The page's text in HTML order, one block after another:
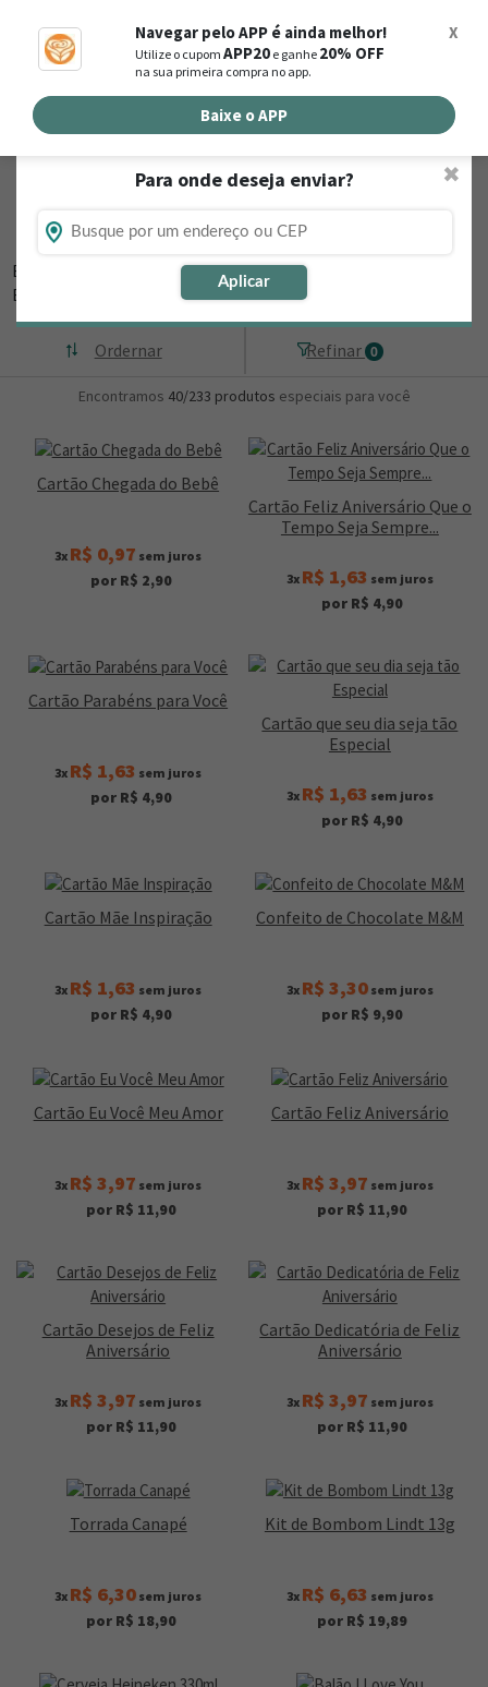
Navegar pelo APP é ainda melhor!
Utilize o cupomAPP20 e ganhe 20% OFF
na sua primeira compra no app.
X
Baixe o APP
Busca de produtos
Buscar por endereço de entrega
Para onde deseja enviar?
Aplicar
✖
Flores, Cestas e Presentes em Rio Preto da
Eva - AM
Está procurando loja de presente online em Rio Preto da Eva - AM?
Então,
Refinar 0
Ordernar
Encontramos 40/233 produtos especiais para você
Cartão Chegada do Bebê
3x R$ 0,97 sem juros
por R$ 2,90
Cartão Feliz Aniversário Que o
Tempo Seja Sempre...
3x R$ 1,63 sem juros
por R$ 4,90
Cartão Parabéns para Você
3x R$ 1,63 sem juros
por R$ 4,90
Cartão que seu dia seja tão
Especial
3x R$ 1,63 sem juros
por R$ 4,90
Cartão Mãe Inspiração
3x R$ 1,63 sem juros
por R$ 4,90
Confeito de Chocolate M&M
3x R$ 3,30sem juros
por R$ 9,90
Cartão Eu Você Meu Amor
3x R$ 3,97 sem juros
por R$ 11,90
Cartão Feliz Aniversário
3x R$ 3,97 sem juros
por R$ 11,90
Cartão Desejos de Feliz
Aniversário
3x R$ 3,97 sem juros
por R$ 11,90
Cartão Dedicatória de Feliz
Aniversário
3x R$ 3,97 sem juros
por R$ 11,90
Torrada Canapé
3x R$ 6,30 sem juros
por R$ 18,90
Kit de Bombom Lindt 13g
3x R$ 6,63 sem juros
por R$ 19,89